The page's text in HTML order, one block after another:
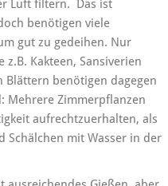
Luft filtern. Das ist
benötigen viele
gut zu gedeihen. Nur
Kakteen, Sansiverien
benötigen dagegen
Mehrere Zimmerpflanzen
aufrechtzuerhalten, als
Schälchen mit Wasser in der